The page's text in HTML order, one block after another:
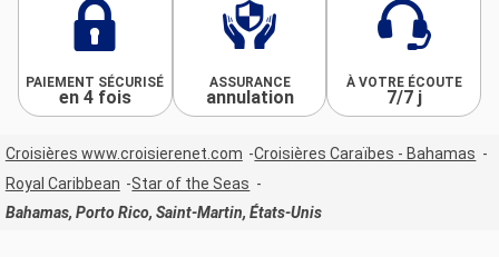
PAIEMENT SÉCURISÉ
en 4 fois
ASSURANCE
annulation
À VOTRE ÉCOUTE
7/7 j
Croisières www.croisierenet.com
Croisières Caraïbes - Bahamas
Royal Caribbean
Star of the Seas
Bahamas, Porto Rico, Saint-Martin, États-Unis